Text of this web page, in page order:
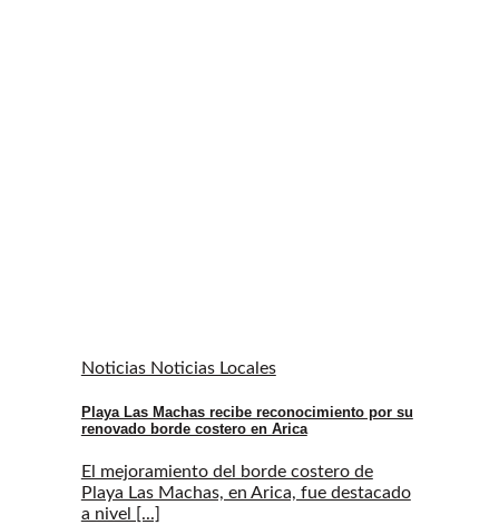
Noticias Noticias Locales
Playa Las Machas recibe reconocimiento por su
renovado borde costero en Arica
El mejoramiento del borde costero de
Playa Las Machas, en Arica, fue destacado
a nivel [...]